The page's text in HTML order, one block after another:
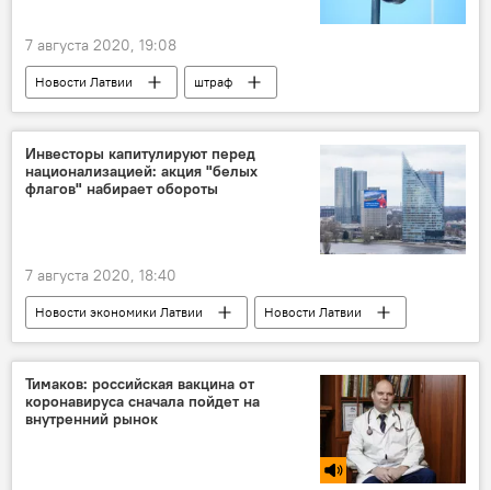
7 августа 2020, 19:08
Новости Латвии штраф
Инвесторы капитулируют перед
национализацией: акция "белых
флагов" набирает обороты
7 августа 2020, 18:40
Новости экономики Латвии Новости Латвии
Тимаков: российская вакцина от
коронавируса сначала пойдет на
внутренний рынок